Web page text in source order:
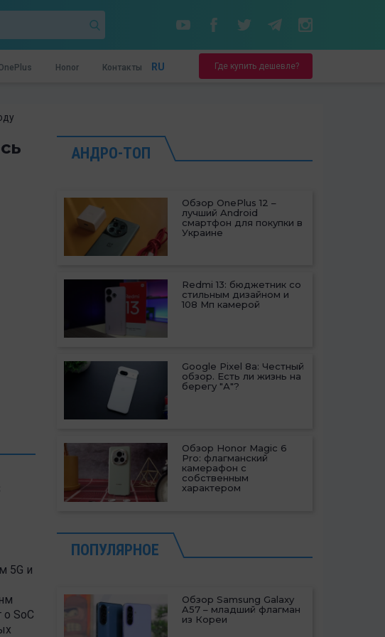
Honor Контакты RU Где купить дешевле?
5G и
SoC
АНДРО-ТОП
Обзор OnePlus 12 –
лучший Android
смартфон для покупки в
Украине
Redmi 13: бюджетник со
стильным дизайном и
108 Мп камерой
Google Pixel 8a: Честный
обзор. Есть ли жизнь на
берегу "А"?
Обзор Honor Magic 6
Pro: флагманский
камерафон с
собственным
характером
ПОПУЛЯРНОЕ
Обзор Samsung Galaxy
A57 – младший флагман
из Кореи